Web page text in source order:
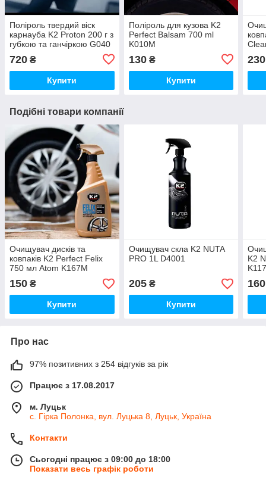
Поліроль твердий віск
карнауба K2 Proton 200 г з
губкою та ганчіркою G040
720 ₴
Купити
Поліроль для кузова K2
Perfect Balsam 700 ml
K010M
130₴
Купити
230
Подібні товари компанії
Очищувач дисків та
ковпаків K2 Perfect Felix
750 мл Atom K167M
150 ₴
Купити
Очищувач скла K2 NUTA
PRO 1L D4001
205₴
Купити
K2
160
Про нас
97% позитивних з 254 відгуків за рік
Працює з 17.08.2017
м. Луцьк
с. Гірка Полонка, вул. Луцька 8, Луцьк, Україна
Контакти
Сьогодні працює з 09:00 до 18:00
Показати весь графік роботи